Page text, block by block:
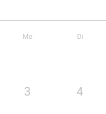
Mo Di
3 4